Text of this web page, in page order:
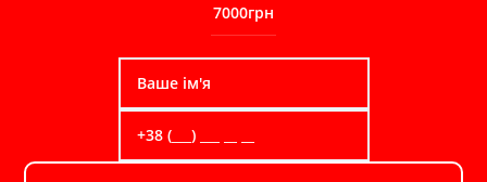
7000грн